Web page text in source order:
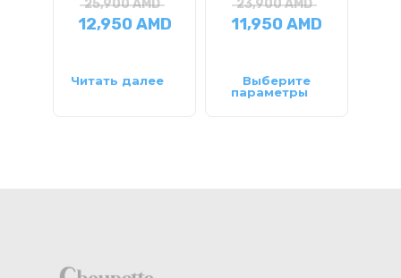
25,900AMD
12,950AMD
Читать далее
23,900AMD
11,950AMD
Выберите
параметры